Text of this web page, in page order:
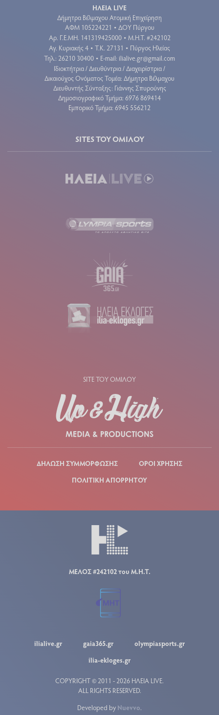
ΗΛΕΙΑ LIVE
Δήμητρα Βέλμαχου Ατομική Επιχείρηση
ΑΦΜ 105224221 • ΔΟΥ Πύργου
Aρ. Γ.Ε.ΜΗ. 141319425000 • Μ.Η.Τ. #242102
Αγ. Κυριακής 4 • Τ.Κ. 27131 • Πύργος Ηλείας
Τηλ.: 26210 30400 • E-mail: ilialive.gr@gmail.com
Ιδιοκτήτρια / Διευθύντρια / Διαχειρίστρια /
Δικαιούχος Ονόματος Τομέα: Δήμητρα Βέλμαχου
Διευθυντής Σύνταξης: Γιάννης Σπυρούνης
Δημοσιογραφικό Τμήμα: 6976 869414
Εμπορικό Τμήμα: 6945 556212
SITES ΤΟΥ ΟΜΙΛΟΥ
SITE ΤΟΥ ΟΜΙΛΟΥ
ΔΗΛΩΣΗ ΣΥΜΜΟΡΦΩΣΗΣ
ΟΡΟΙ ΧΡΗΣΗΣ
ΠΟΛΙΤΙΚΗ ΑΠΟΡΡΗΤΟΥ
ΜΕΛΟΣ #242102 του Μ.Η.Τ.
ilialive.gr gaia365.gr
olympiasports.gr
ilia-ekloges.gr
COPYRIGHT © 2011 - 2026 ΗΛΕΙΑ LIVE.
ALL RIGHTS RESERVED.
Developed by Nuevvo.